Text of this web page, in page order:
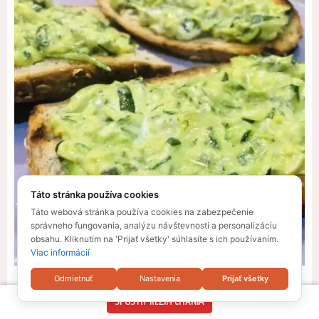
SPUSTIŤ REŽIM ČÍTANIA
Sledujte na Instagrame
Táto stránka používa cookies
Táto webová stránka používa cookies na zabezpečenie
správneho fungovania, analýzu návštevnosti a personalizáciu
obsahu. Kliknutím na 'Prijať všetky' súhlasíte s ich používaním.
Viac informácií
Odmietnuť Nastavenia Prijať všetky